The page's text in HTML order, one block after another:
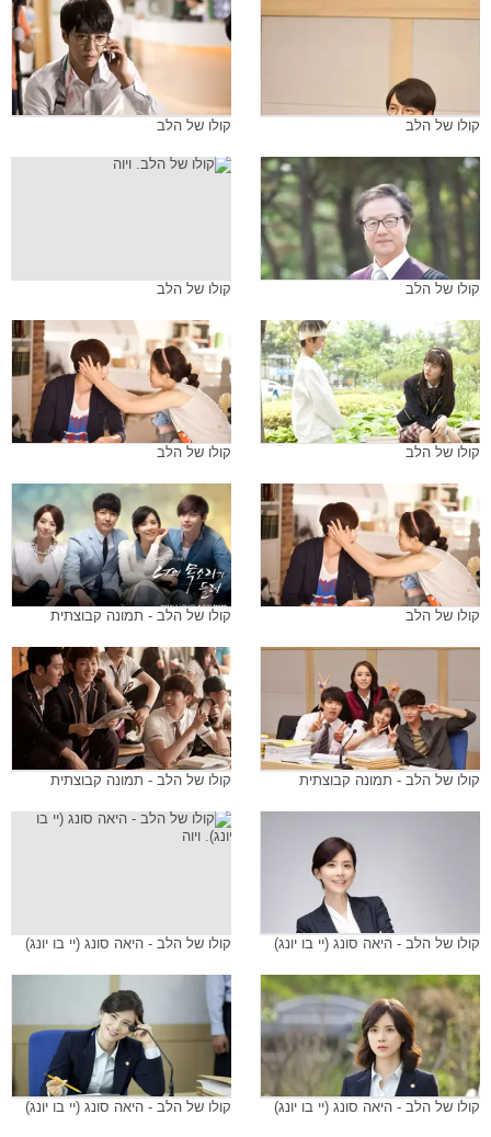
קולו של הלב קולו של הלב
קולו של הלב קולו של הלב
קולו של הלב קולו של הלב
קולו של הלב קולו של הלב - תמונה קבוצתית
קולו של הלב - תמונה קבוצתית קולו של הלב - תמונה קבוצתית
קולו של הלב - היאה סונג (יי בו יונג) קולו של הלב - היאה סונג (יי בו יונג)
קולו של הלב - היאה סונג (יי בו יונג) קולו של הלב - היאה סונג (יי בו יונג)